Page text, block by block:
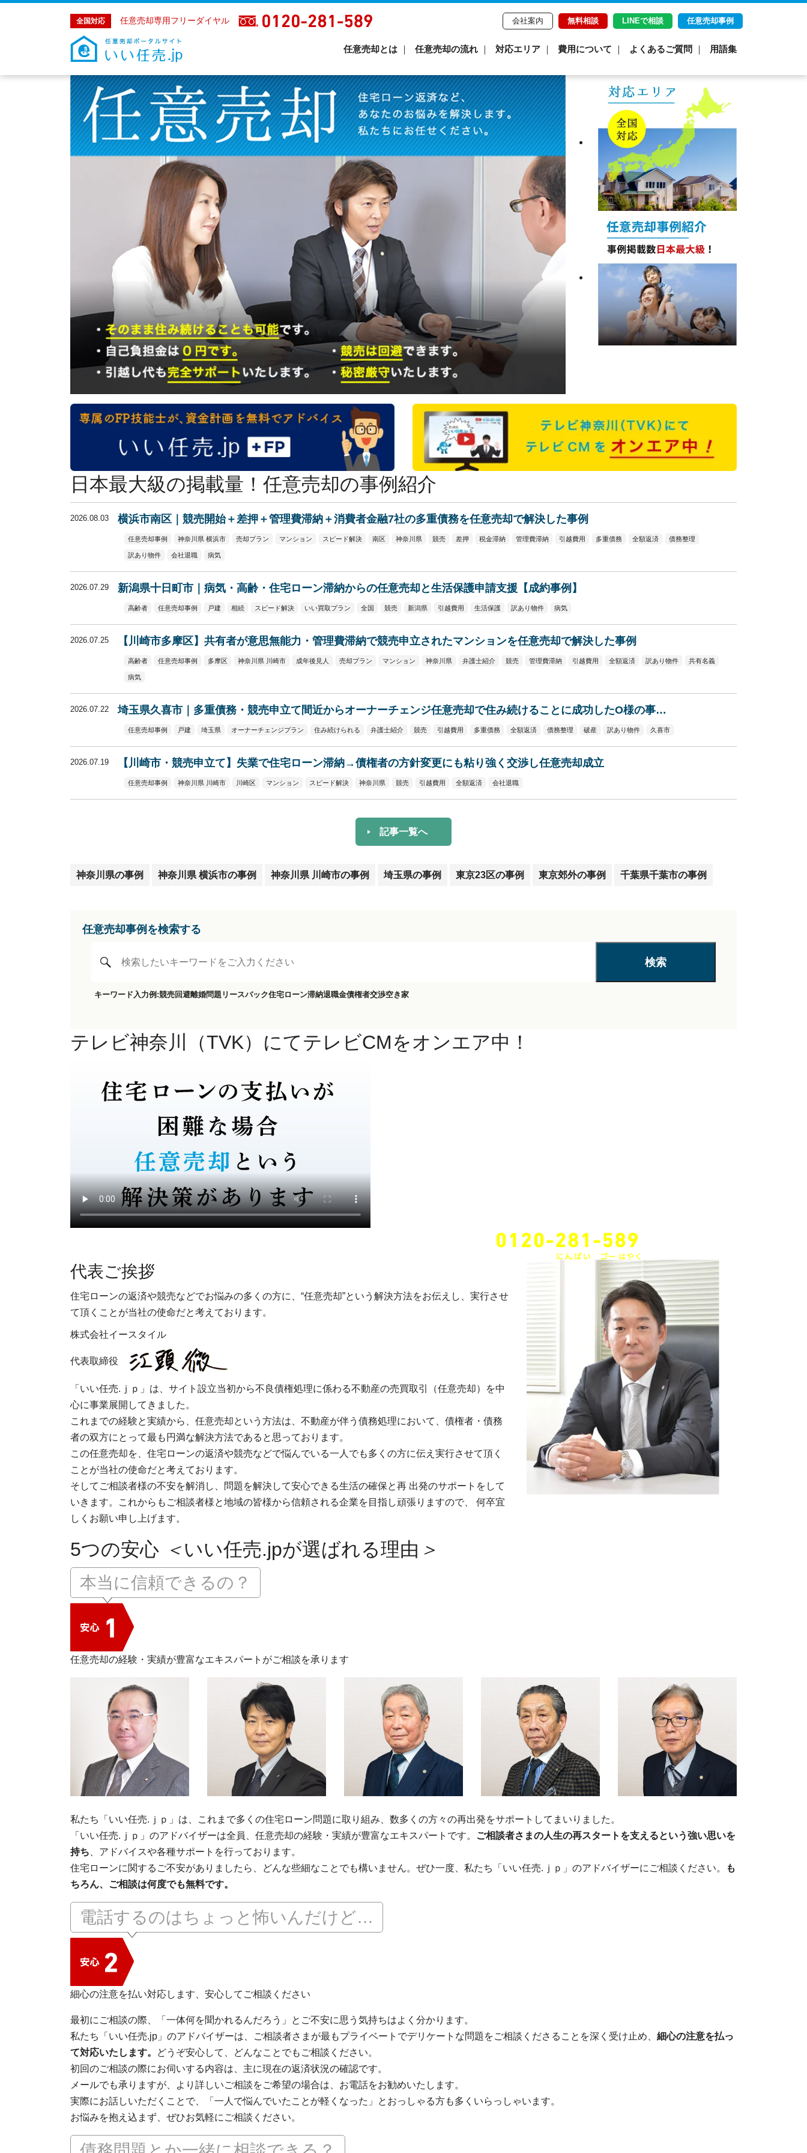
全国対応 任意売却専用フリーダイヤル 会社案内 無料相談 LINEで相談 任意売却事例
任意売却とは 任意売却の流れ 対応エリア 費用について よくあるご質問 用語集
日本最大級の掲載量！任意売却の事例紹介
2026.08.03 横浜市南区｜競売開始＋差押＋管理費滞納＋消費者金融7社の多重債務を任意売却で解決した事例
任意売却事例 神奈川県 横浜市 売却プラン マンション スピード解決 南区 神奈川県 競売 差押 税金滞納 管理費滞納 引越費用 多重債務 全額返済 債務整理
訳あり物件 会社退職 病気
2026.07.29 新潟県十日町市｜病気・高齢・住宅ローン滞納からの任意売却と生活保護申請支援【成約事例】
高齢者 任意売却事例 戸建 相続 スピード解決 いい買取プラン 全国 競売 新潟県 引越費用 生活保護 訳あり物件 病気
2026.07.25 【川崎市多摩区】共有者が意思無能力・管理費滞納で競売申立されたマンションを任意売却で解決した事例
高齢者 任意売却事例 多摩区 神奈川県 川崎市 成年後見人 売却プラン マンション 神奈川県 弁護士紹介 競売 管理費滞納 引越費用 全額返済 訳あり物件 共有名義
病気
2026.07.22 埼玉県久喜市｜多重債務・競売申立て間近からオーナーチェンジ任意売却で住み続けることに成功したO様の事…
任意売却事例 戸建 埼玉県 オーナーチェンジプラン 住み続けられる 弁護士紹介 競売 引越費用 多重債務 全額返済 債務整理 破産 訳あり物件 久喜市
2026.07.19 【川崎市・競売申立て】失業で住宅ローン滞納→債権者の方針変更にも粘り強く交渉し任意売却成立
任意売却事例 神奈川県 川崎市 川崎区 マンション スピード解決 神奈川県 競売 引越費用 全額返済 会社退職
記事一覧へ
神奈川県の事例 神奈川県 横浜市の事例 神奈川県 川崎市の事例 埼玉県の事例 東京23区の事例 東京郊外の事例 千葉県千葉市の事例
任意売却事例を検索する
キーワード入力例:競売回避離婚問題 リースバック住宅ローン滞納退職金債権者交渉空き家
テレビ神奈川（TVK）にてテレビCMをオンエア中！
代表ご挨拶
住宅ローンの返済や競売などでお悩みの多くの方に、“任意売却”という解決方法をお伝えし、実行させ
て頂くことが当社の使命だと考えております。
株式会社イースタイル
代表取締役
「いい任売.ｊｐ」は、サイト設立当初から不良債権処理に係わる不動産の売買取引（任意売却）を中
心に事業展開してきました。
これまでの経験と実績から、任意売却という方法は、不動産が伴う債務処理において、債権者・債務
者の双方にとって最も円満な解決方法であると思っております。
この任意売却を、住宅ローンの返済や競売などで悩んでいる一人でも多くの方に伝え実行させて頂く
ことが当社の使命だと考えております。
そしてご相談者様の不安を解消し、問題を解決して安心できる生活の確保と再 出発のサポートをして
いきます。これからもご相談者様と地域の皆様から信頼される企業を目指し頑張りますので、 何卒宜
しくお願い申し上げます。
5つの安心 ＜いい任売.jpが選ばれる理由 ＞
本当に信頼できるの？
任意売却の経験・実績が豊富なエキスパートがご相談を承ります
私たち「いい任売.ｊｐ」は、これまで多くの住宅ローン問題に取り組み、数多くの方々の再出発をサポートしてまいりました。
「いい任売.ｊｐ」のアドバイザーは全員、任意売却の経験・実績が豊富なエキスパートです。
ご相談者さまの人生の再スタートを支えるという強い思いを
持ち 、アドバイスや各種サポートを行っております。
住宅ローンに関するご不安がありましたら、どんな些細なことでも構いません。ぜひ一度、私たち「いい任売.ｊｐ」のアドバイザーにご相談ください。
も
ちろん、ご相談は何度でも無料です。
電話するのはちょっと怖いんだけど…
細心の注意を払い対応します、安心してご相談ください
最初にご相談の際、「一体何を聞かれるんだろう」とご不安に思う気持ちはよく分かります。
私たち「いい任売.jp」のアドバイザーは、ご相談者さまが最もプライベートでデリケートな問題をご相談くださることを深く受け止め、 細心の注意を払っ
て対応いたします。
どうぞ安心して、どんなことでもご相談ください。
初回のご相談の際にお伺いする内容は、主に現在の返済状況の確認です。
メールでも承りますが、より詳しいご相談をご希望の場合は、お電話をお勧めいたします。
実際にお話しいただくことで、「一人で悩んでいたことが軽くなった」とおっしゃる方も多くいらっしゃいます。
お悩みを抱え込まず、ぜひお気軽にご相談ください。